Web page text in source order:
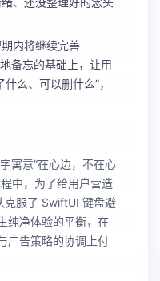
内将继续完善
备忘的基础上，让用
么、可以删什么”，
寓意“在心边，不在心
中，为了给用户营造
克服了 SwiftUI 键盘避
纯净体验的平衡，在
广告策略的协调上付